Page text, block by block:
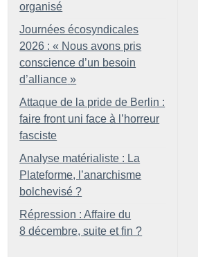
organisé
Journées écosyndicales
2026 : « Nous avons pris
conscience d’un besoin
d’alliance »
Attaque de la pride de Berlin :
faire front uni face à l’horreur
fasciste
Analyse matérialiste : La
Plateforme, l’anarchisme
bolchevisé ?
Répression : Affaire du
8 décembre, suite et fin ?